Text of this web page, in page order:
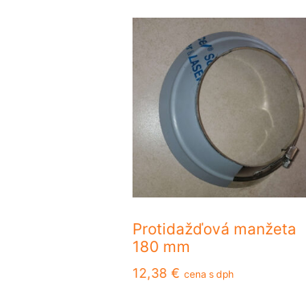
Protidažďová manžeta
180 mm
12,38 € cena s dph